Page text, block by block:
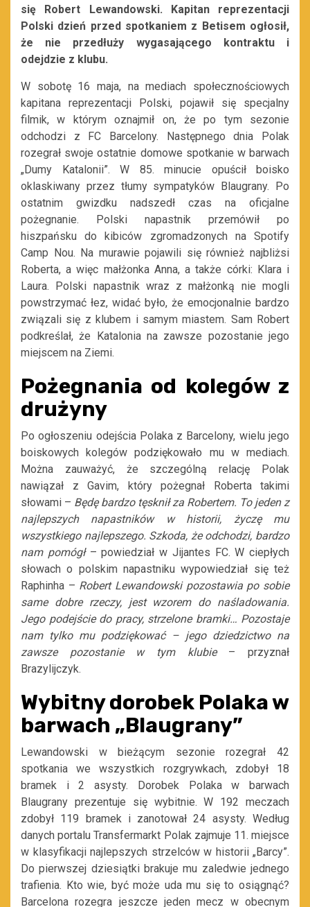
się Robert Lewandowski. Kapitan reprezentacji
Polski dzień przed spotkaniem z Betisem ogłosił,
że nie przedłuży wygasającego kontraktu i
odejdzie z klubu.
W sobotę 16 maja, na mediach społecznościowych
kapitana reprezentacji Polski, pojawił się specjalny
filmik, w którym oznajmił on, że po tym sezonie
odchodzi z FC Barcelony. Następnego dnia Polak
rozegrał swoje ostatnie domowe spotkanie w barwach
„Dumy Katalonii”. W 85. minucie opuścił boisko
oklaskiwany przez tłumy sympatyków Blaugrany. Po
ostatnim gwizdku nadszedł czas na oficjalne
pożegnanie. Polski napastnik przemówił po
hiszpańsku do kibiców zgromadzonych na Spotify
Camp Nou. Na murawie pojawili się również najbliżsi
Roberta, a więc małżonka Anna, a także córki: Klara i
Laura. Polski napastnik wraz z małżonką nie mogli
powstrzymać łez, widać było, że emocjonalnie bardzo
związali się z klubem i samym miastem. Sam Robert
podkreślał, że Katalonia na zawsze pozostanie jego
miejscem na Ziemi.
Pożegnania od kolegów z
drużyny
Po ogłoszeniu odejścia Polaka z Barcelony, wielu jego
boiskowych kolegów podziękowało mu w mediach.
Można zauważyć, że szczególną relację Polak
nawiązał z Gavim, który pożegnał Roberta takimi
słowami – Będę bardzo tęsknił za Robertem. To jeden z
najlepszych napastników w historii, życzę mu
wszystkiego najlepszego. Szkoda, że odchodzi, bardzo
nam pomógł– powiedział w Jijantes FC. W ciepłych
słowach o polskim napastniku wypowiedział się też
Raphinha – Robert Lewandowski pozostawia po sobie
same dobre rzeczy, jest wzorem do naśladowania.
Jego podejście do pracy, strzelone bramki… Pozostaje
nam tylko mu podziękować – jego dziedzictwo na
zawsze pozostanie w tym klubie– przyznał
Brazylijczyk.
Wybitny dorobek Polaka w
barwach „Blaugrany”
Lewandowski w bieżącym sezonie rozegrał 42
spotkania we wszystkich rozgrywkach, zdobył 18
bramek i 2 asysty. Dorobek Polaka w barwach
Blaugrany prezentuje się wybitnie. W 192 meczach
zdobył 119 bramek i zanotował 24 asysty. Według
danych portalu Transfermarkt Polak zajmuje 11. miejsce
w klasyfikacji najlepszych strzelców w historii „Barcy”.
Do pierwszej dziesiątki brakuje mu zaledwie jednego
trafienia. Kto wie, być może uda mu się to osiągnąć?
Barcelona rozegra jeszcze jeden mecz w obecnym